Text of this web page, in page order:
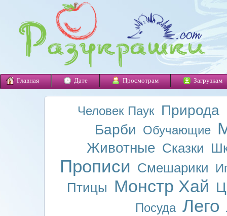
Главная Дате Просмотрам Загрузкам
Человек Паук Природа
Барби Обучающие
Животные Сказки
Прописи Смешарики
Птицы Монстр Хай
Посуда Лего